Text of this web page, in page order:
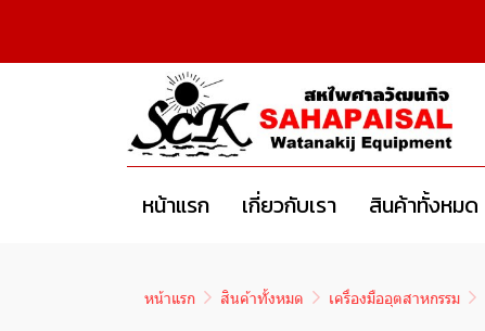
หน้าแรก เกี่ยวกับเรา สินค้าทั้งหมด
หน้าแรก สินค้าทั้งหมด เครื่องมืออุตสาหกรรม